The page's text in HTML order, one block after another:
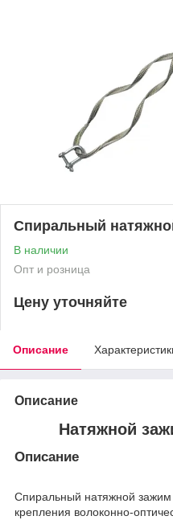
Спиральный
В наличии
Опт и розница
Цену уточняйте
Описание
Описание
Натяжной
Описание
Спиральный натяжной
крепления волоконно-